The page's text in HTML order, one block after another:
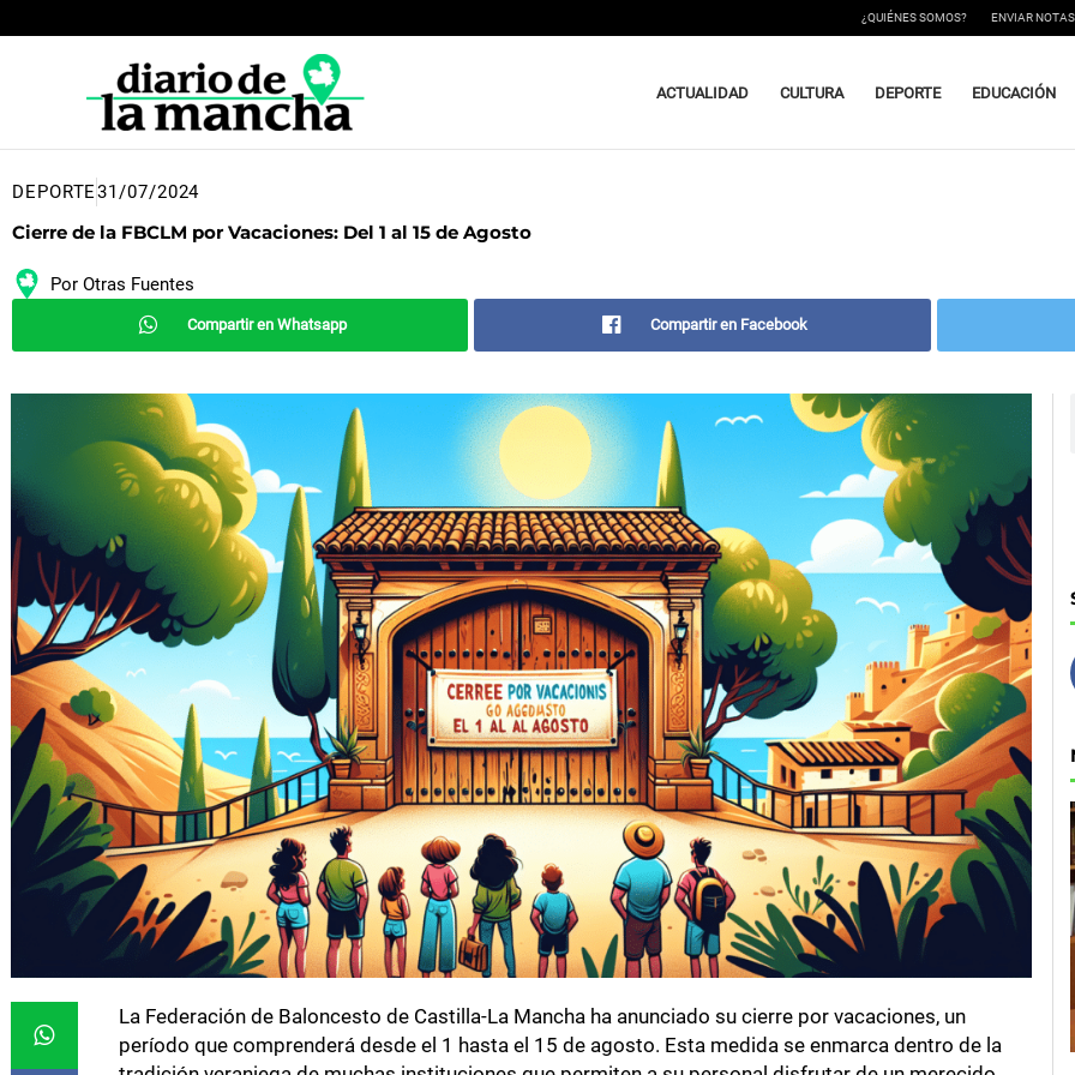
al
¿QUIÉNES SOMOS? ENVIAR
ACTUALIDAD CULTURA DEPORTE EDUCACIÓN
DEPORTE31/07/2024
Cierre de la FBCLM por Vacaciones: Del 1 al 15 de Agosto
Por Otras Fuentes
Compartir en Whatsapp Compartir en Facebook
La Federación de Baloncesto de Castilla-La Mancha ha anunciado su cierre por vacaciones, un
período que comprenderá desde el 1 hasta el 15 de agosto. Esta medida se enmarca dentro de la